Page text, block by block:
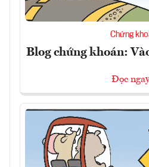
Chứng
Blog chứng khoán:
Đọc